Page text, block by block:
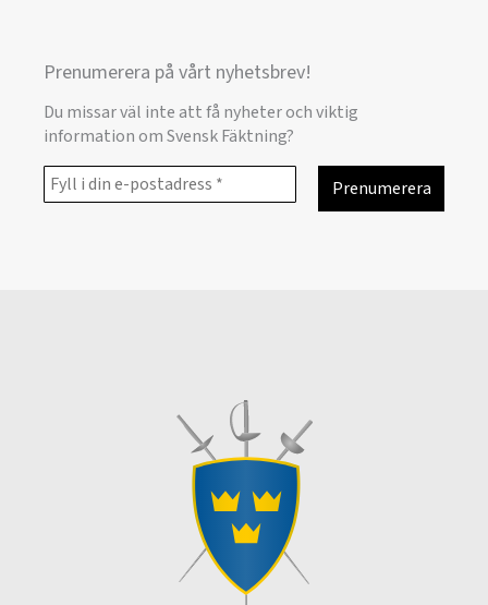
Prenumerera på vårt nyhetsbrev!
Du missar väl inte att få nyheter och viktig
information om Svensk Fäktning?